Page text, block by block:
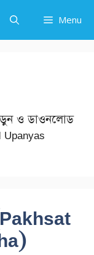
Menu
ও ডাওনলোড